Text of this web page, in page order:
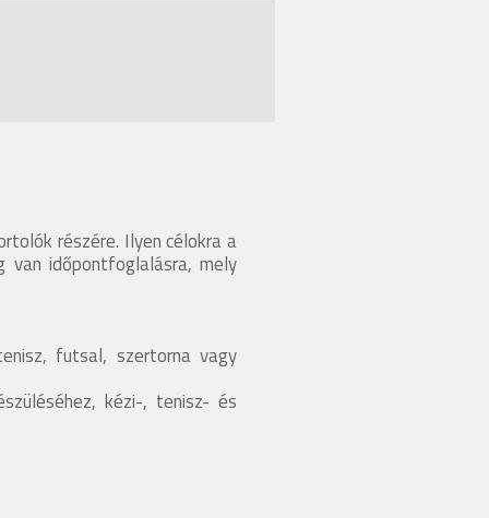
részére. Ilyen célokra a
van időpontfoglalásra, mely
futsal, szertorna vagy
kézi-, tenisz- és